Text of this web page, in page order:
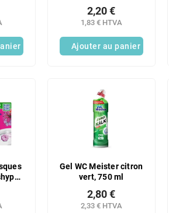
de
1,83 € HTVA
2,20 €
Ajouter au panier
Gel WC Meister citron
vert, 750 ml
2,33 € HTVA
2,80 €